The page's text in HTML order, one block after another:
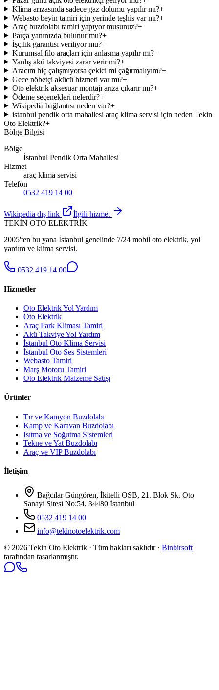
Klima arızasında sadece gaz dolumu yapılır mı?+
Webasto beyin tamiri için yerinde teşhis var mı?+
Araç buzdolabı tamiri yapıyor musunuz?+
Parça yanınızda bulunur mu?+
İşçilik garantisi veriliyor mu?+
Kurumsal filo araçları için anlaşma yapılır mı?+
Yanlış akü takviyesi zarar verir mi?+
Aracım hiç çalışmıyorsa çekici mi çağırmalıyım?+
Gece nöbetçi akücü hizmeti var mı?+
Oto elektrik aksesuar montajı arıza çıkarır mı?+
Ödeme seçenekleri nelerdir?+
Wikipedia bağlantısı neden var?+
istanbul pendik orta mahallesi araç klima servisi için neden Tekin
Oto Elektrik?+
Bölge Bilgisi
Bölge
İstanbul Pendik Orta Mahallesi
Hizmet
araç klima servisi
Telefon
0532 419 14 00
Wikipedia dış link
İlgili hizmet
TEKİN OTO ELEKTRİK
2005'ten bu yana İstanbul genelinde 7/24 mobil oto elektrik, yol
yardım ve klima servisi.
0532 419 14 00
Hizmetler
Oto Elektrik Yol Yardım
Oto Elektrik
Araç Park Kliması Tamiri
Akü Takviye Yol Yardım
İstanbul Oto Klima Servisi
İstanbul Oto Ses Sistemleri
Webasto Tamiri
Marş Motoru Tamiri
Oto Elektrik Malzeme Satışı
Ürünler
Tır ve Kamyon Buzdolabı
Kamp ve Karavan Buzdolabı
Isıtma ve Soğutma Sistemleri
Tekne ve Yat Buzdolabı
Araç ve VIP Buzdolabı
İletişim
Bağcılar Güngören, İkitelli OSB, 21. Blok Sk. Oto
Sanayi Sitesi No:54, 34480 İstanbul
0532 419 14 00
info@tekinotoelektrik.com
© 2026 Tekin Oto Elektrik · Tüm hakları saklıdır · Binbirsoft
tarafından tasarlanmıştır.